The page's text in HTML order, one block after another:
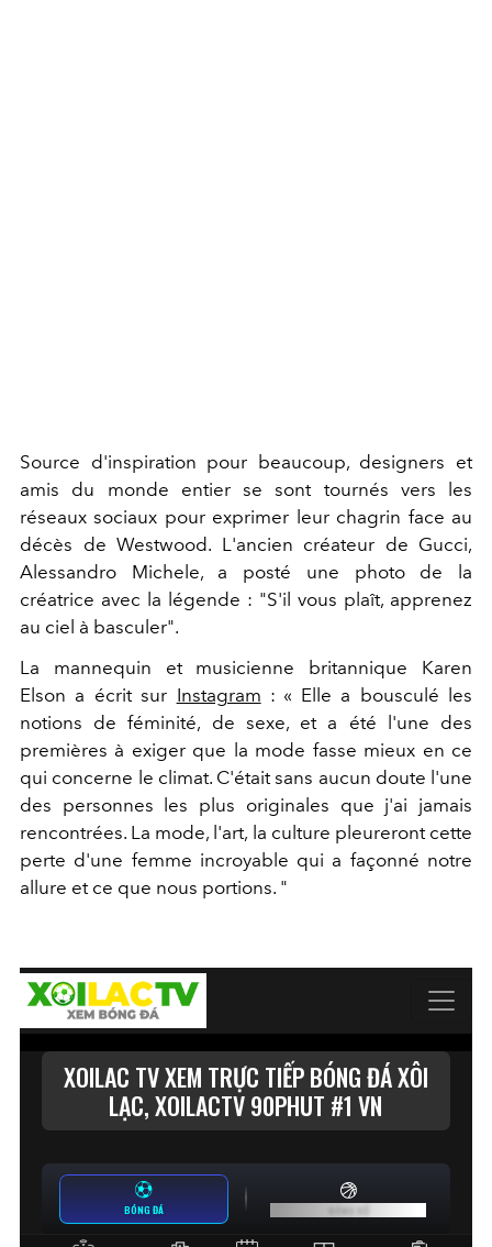
Source d'inspiration pour beaucoup, designers et
amis du monde entier se sont tournés vers les
réseaux sociaux pour exprimer leur chagrin face au
décès de Westwood. L'ancien créateur de Gucci,
Alessandro Michele, a posté une photo de la
créatrice avec la légende : "S'il vous plaît, apprenez
au ciel à basculer".
La mannequin et musicienne britannique Karen
Elson a écrit sur Instagram : « Elle a bousculé les
notions de féminité, de sexe, et a été l'une des
premières à exiger que la mode fasse mieux en ce
qui concerne le climat. C'était sans aucun doute l'une
des personnes les plus originales que j'ai jamais
rencontrées. La mode, l'art, la culture pleureront cette
perte d'une femme incroyable qui a façonné notre
allure et ce que nous portions. "